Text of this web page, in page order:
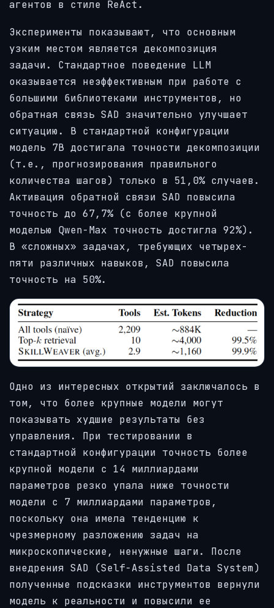
агентов в стиле ReAct.
Эксперименты показывают, что основным
узким местом является декомпозиция
задачи. Стандартное поведение LLM
оказывается неэффективным при работе с
большими библиотеками инструментов, но
обратная связь SAD значительно улучшает
ситуацию. В стандартной конфигурации
модель 7B достигала точности декомпозиции
(т.е., прогнозирования правильного
количества шагов) только в 51,0% случаев.
Активация обратной связи SAD повысила
точность до 67,7% (с более крупной
моделью Qwen-Max точность достигла 92%).
В «сложных» задачах, требующих четырех-
пяти различных навыков, SAD повысила
точность на 50%.
Одно из интересных открытий заключалось в
том, что более крупные модели могут
показывать худшие результаты без
управления. При тестировании в
стандартной конфигурации точность более
крупной модели с 14 миллиардами
параметров резко упала ниже точности
модели с 7 миллиардами параметров,
поскольку она имела тенденцию к
чрезмерному разложению задач на
микроскопические, ненужные шаги. После
внедрения SAD (Self-Assisted Data System)
полученные подсказки инструментов вернули
модель к реальности и повысили ее